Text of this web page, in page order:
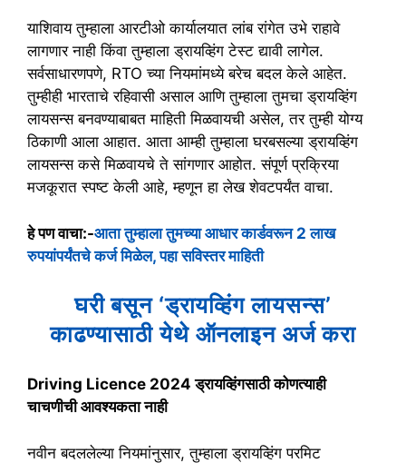
याशिवाय तुम्हाला आरटीओ कार्यालयात लांब रांगेत उभे राहावे
लागणार नाही किंवा तुम्हाला ड्रायव्हिंग टेस्ट द्यावी लागेल.
सर्वसाधारणपणे, RTO च्या नियमांमध्ये बरेच बदल केले आहेत.
तुम्हीही भारताचे रहिवासी असाल आणि तुम्हाला तुमचा ड्रायव्हिंग
लायसन्स बनवण्याबाबत माहिती मिळवायची असेल, तर तुम्ही योग्य
ठिकाणी आला आहात. आता आम्ही तुम्हाला घरबसल्या ड्रायव्हिंग
लायसन्स कसे मिळवायचे ते सांगणार आहोत. संपूर्ण प्रक्रिया
मजकूरात स्पष्ट केली आहे, म्हणून हा लेख शेवटपर्यंत वाचा.
हे पण वाचा:-आता तुम्हाला तुमच्या आधार कार्डवरून 2 लाख
रुपयांपर्यंतचे कर्ज मिळेल, पहा सविस्तर माहिती
घरी बसून ‘ड्रायव्हिंग लायसन्स’
काढण्यासाठी येथे ऑनलाइन अर्ज करा
Driving Licence 2024 ड्रायव्हिंगसाठी कोणत्याही
चाचणीची आवश्यकता नाही
नवीन बदललेल्या नियमांनुसार, तुम्हाला ड्रायव्हिंग परमिट